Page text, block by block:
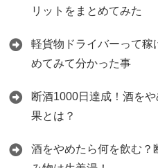
リットをまとめてみた
軽貨物ドライバーって稼
めてみて分かった事
断酒1000日達成！酒を
果とは？
酒をやめたら何を飲む？